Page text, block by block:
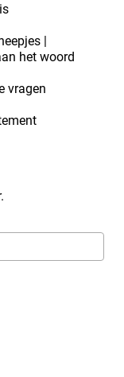
|
het woord
vragen